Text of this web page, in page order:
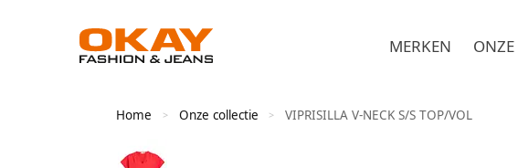
MERKEN ONZE
Home > Onze collectie > VIPRISILLA V-NECK S/S TOP/VOL